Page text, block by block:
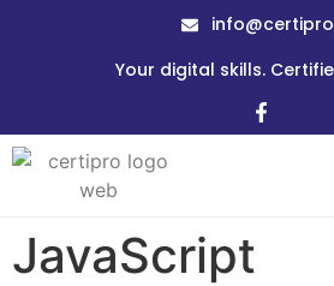
Your digital skills.
JavaScript